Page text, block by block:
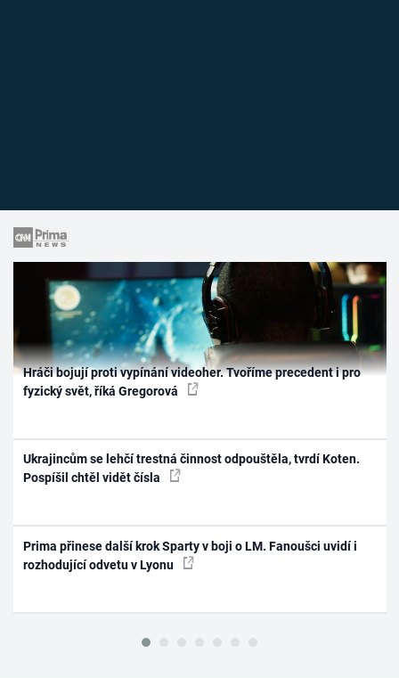
Hráči bojují proti vypínání videoher. Tvoříme precedent i pro
fyzický svět, říká Gregorová
Ukrajincům se lehčí trestná činnost odpouštěla, tvrdí Koten.
Pospíšil chtěl vidět čísla
Prima přinese další krok Sparty v boji o LM. Fanoušci uvidí i
rozhodující odvetu v Lyonu